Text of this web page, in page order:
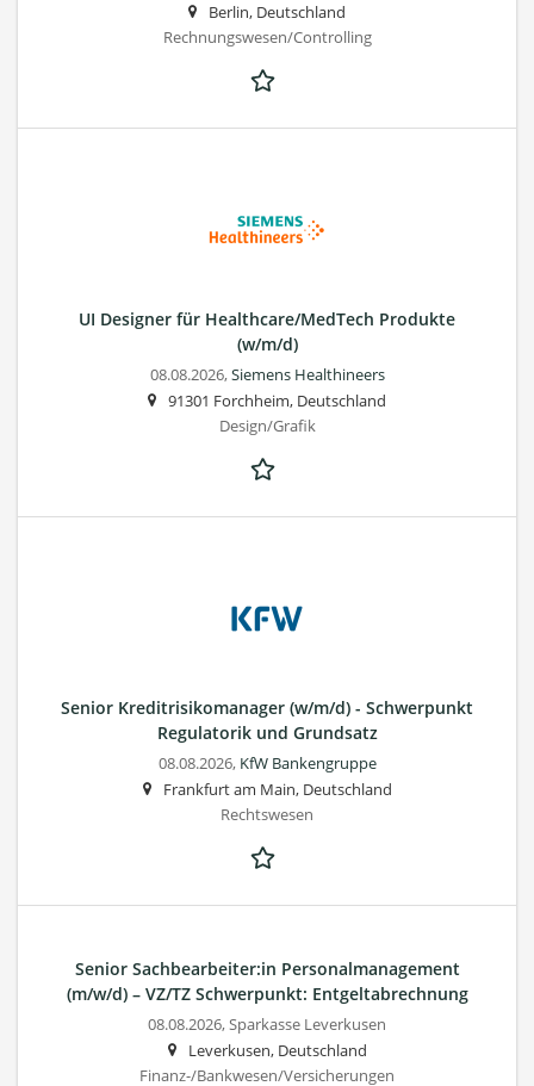
Berlin, Deutschland
Rechnungswesen/Controlling
UI Designer für Healthcare/MedTech Produkte
(w/m/d)
08.08.2026,Siemens Healthineers
91301 Forchheim, Deutschland
Design/Grafik
Senior Kreditrisikomanager (w/m/d) - Schwerpunkt
Regulatorik und Grundsatz
08.08.2026, KfW Bankengruppe
Frankfurt am Main, Deutschland
Rechtswesen
Senior Sachbearbeiter:in Personalmanagement
(m/w/d) – VZ/TZ Schwerpunkt: Entgeltabrechnung
08.08.2026,Sparkasse Leverkusen
Leverkusen, Deutschland
Finanz-/Bankwesen/Versicherungen